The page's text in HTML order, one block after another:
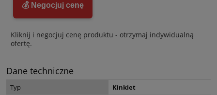
💰 Negocjuj cenę
Kliknij i negocjuj cenę produktu - otrzymaj indywidualną
ofertę.
Dane techniczne
Typ
Kinkiet